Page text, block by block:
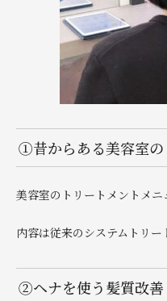
①昔からある美容室の
美容室のトリートメントメニ
内容は従来のシステムトリー
②ヘナを使う髪質改善